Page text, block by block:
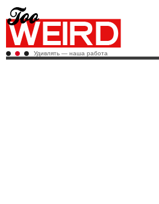
Удивлять — наша работа